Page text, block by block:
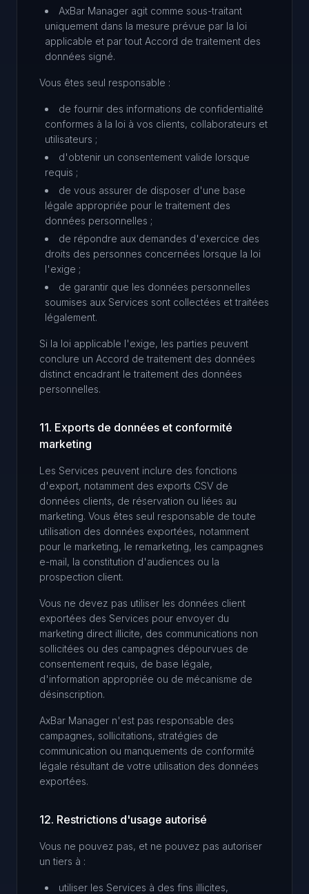
AxBar Manager agit comme sous-traitant
uniquement dans la mesure prévue par la loi
applicable et par tout Accord de traitement des
données signé.
Vous êtes seul responsable :
de fournir des informations de confidentialité
conformes à la loi à vos clients, collaborateurs et
utilisateurs ;
d'obtenir un consentement valide lorsque
requis ;
de vous assurer de disposer d'une base
légale appropriée pour le traitement des
données personnelles ;
de répondre aux demandes d'exercice des
droits des personnes concernées lorsque la loi
l'exige ;
de garantir que les données personnelles
soumises aux Services sont collectées et traitées
légalement.
Si la loi applicable l'exige, les parties peuvent
conclure un Accord de traitement des données
distinct encadrant le traitement des données
personnelles.
11. Exports de données et conformité
marketing
Les Services peuvent inclure des fonctions
d'export, notamment des exports CSV de
données clients, de réservation ou liées au
marketing. Vous êtes seul responsable de toute
utilisation des données exportées, notamment
pour le marketing, le remarketing, les campagnes
e-mail, la constitution d'audiences ou la
prospection client.
Vous ne devez pas utiliser les données client
exportées des Services pour envoyer du
marketing direct illicite, des communications non
sollicitées ou des campagnes dépourvues de
consentement requis, de base légale,
d'information appropriée ou de mécanisme de
désinscription.
AxBar Manager n'est pas responsable des
campagnes, sollicitations, stratégies de
communication ou manquements de conformité
légale résultant de votre utilisation des données
exportées.
12. Restrictions d'usage autorisé
Vous ne pouvez pas, et ne pouvez pas autoriser
un tiers à :
utiliser les Services à des fins illicites,